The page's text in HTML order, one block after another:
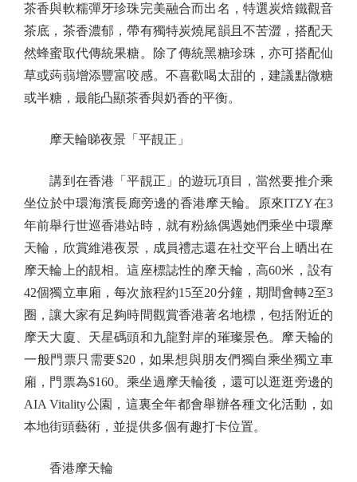
茶香與軟糯彈牙珍珠完美融合而出名，特選炭焙鐵觀音
茶底，茶香濃郁，帶有獨特炭燒尾韻且不苦澀，搭配天
然蜂蜜取代傳統果糖。除了傳統黑糖珍珠，亦可搭配仙
草或蒟蒻增添豐富咬感。不喜歡喝太甜的，建議點微糖
或半糖，最能凸顯茶香與奶香的平衡。
摩天輪睇夜景「平靚正」
講到在香港「平靚正」的遊玩項目，當然要推介乘
坐位於中環海濱長廊旁邊的香港摩天輪。原來ITZY在3
年前舉行世巡香港站時，就有粉絲偶遇她們乘坐中環摩
天輪，欣賞維港夜景，成員禮志還在社交平台上晒出在
摩天輪上的靚相。這座標誌性的摩天輪，高60米，設有
42個獨立車廂，每次旅程約15至20分鐘，期間會轉2至3
圈，讓大家有足夠時間觀賞香港著名地標，包括附近的
摩天大廈、天星碼頭和九龍對岸的璀璨景色。摩天輪的
一般門票只需要$20，如果想與朋友們獨自乘坐獨立車
廂，門票為$160。乘坐過摩天輪後，還可以逛逛旁邊的
AIA Vitality公園，這裏全年都會舉辦各種文化活動，如
本地街頭藝術，並提供多個有趣打卡位置。
香港摩天輪